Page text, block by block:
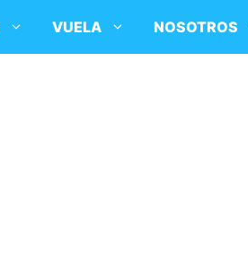
VUELA NOSOTROS